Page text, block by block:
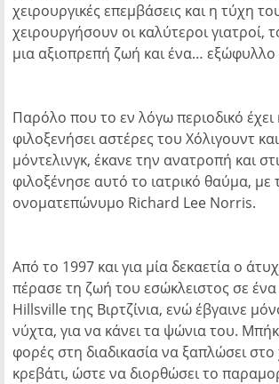
χειρουργικές επεμβάσεις και η τύχη
χειρουργήσουν οι καλύτεροι γιατροί,
μια αξιοπρεπή ζωή και ένα… εξώφυλλο
Παρόλο που το εν λόγω περιοδικό έχει
φιλοξενήσει αστέρες του Χόλιγουντ
μόντελινγκ, έκανε την ανατροπή και
φιλοξένησε αυτό το ιατρικό θαύμα, με
ονοματεπώνυμο Richard Lee Norris.
Από το 1997 και για μία δεκαετία ο
πέρασε τη ζωή του εσώκλειστος σε ένα
Hillsville της Βιρτζίνια, ενώ έβγαινε
νύχτα, για να κάνει τα ψώνια του.
φορές στη διαδικασία να ξαπλώσει στο
κρεβάτι, ώστε να διορθώσει το